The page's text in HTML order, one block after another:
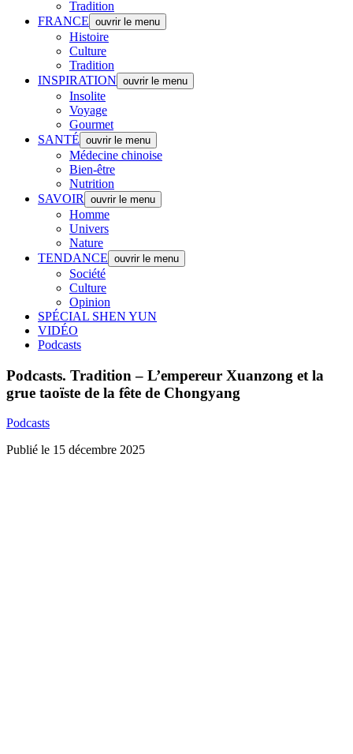
Tradition
FRANCE ouvrir le menu
Histoire
Culture
Tradition
INSPIRATION ouvrir le menu
Insolite
Voyage
Gourmet
SANTÉ ouvrir le menu
Médecine chinoise
Bien-être
Nutrition
SAVOIR
ouvrir le menu
Homme
Univers
Nature
TENDANCE ouvrir le menu
Société
Culture
Opinion
SPÉCIAL SHEN YUN
VIDÉO
Podcasts
Podcasts. Tradition – L’empereur Xuanzong et la
grue taoïste de la fête de Chongyang
Podcasts
Publié le 15 décembre 2025